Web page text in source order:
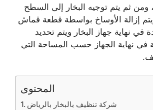
ومن ثم يتم توجيه البخار إلى السطح
إزالة الأوساخ بواسطة قطعة قماش
في نهاية جهاز البخار ويتم تحديد
في نهاية الجهاز حسب المساحة التي
المحتوى
شركة تنظيف بالبخار بالرياض